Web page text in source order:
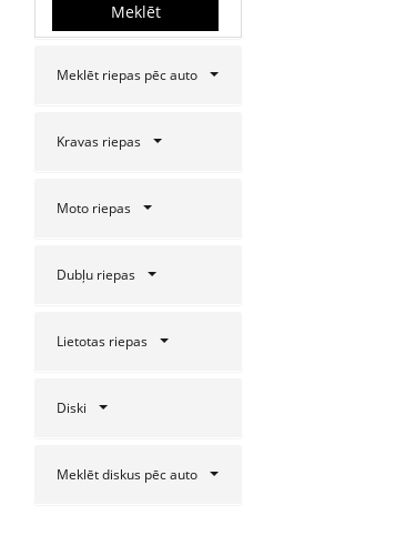
Meklēt
Meklēt riepas pēc auto
Kravas riepas
Moto riepas
Dubļu riepas
Lietotas riepas
Diski
Meklēt diskus pēc auto